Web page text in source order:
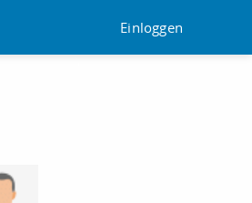
Einloggen